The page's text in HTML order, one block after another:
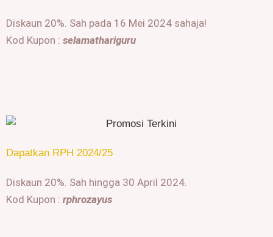
Diskaun 20%. Sah pada 16 Mei 2024 sahaja!
Kod Kupon : selamathariguru
Dapatkan RPH 2024/25
Diskaun 20%. Sah hingga 30 April 2024.
Kod Kupon : rphrozayus